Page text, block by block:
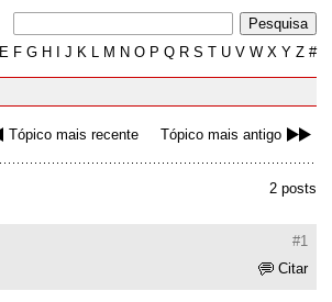
E F G H J K L M N O P Q R S T U V W X Y Z #
Tópico mais recente Tópico mais antigo
2 posts
#1
Citar